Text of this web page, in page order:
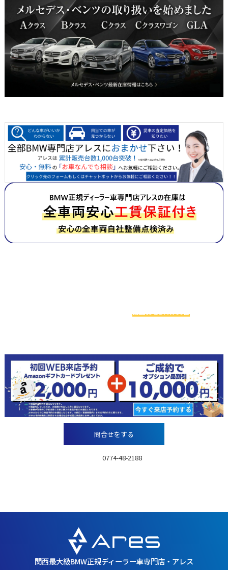
高品質なBMW60台を
問合せをする
TEL：0774-48-2188
関西最大級BMW正規ディーラー車専門店・アレス